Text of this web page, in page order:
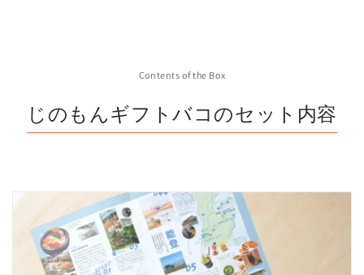
Contents of the Box
じのもんギフトバコのセット内容